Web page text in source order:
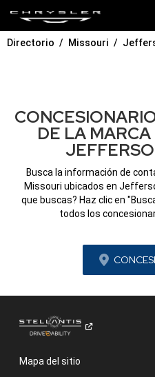
Directorio Missouri
DE LA
Busca la información de
Missouri ubicados en
que buscas? Haz clic en
todos los
Mapa del sitio